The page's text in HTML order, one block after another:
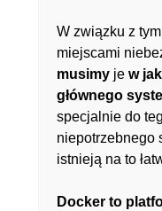
W związku z
miejscami
musimy je w
głównego
specjalnie do
niepotrzebnego
istnieją na to
Docker to